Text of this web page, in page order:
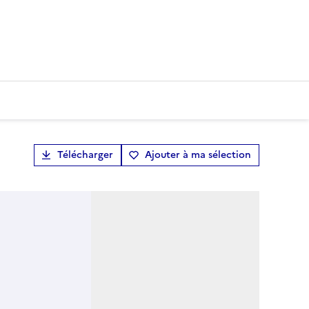
Télécharger Ajouter à ma sélection